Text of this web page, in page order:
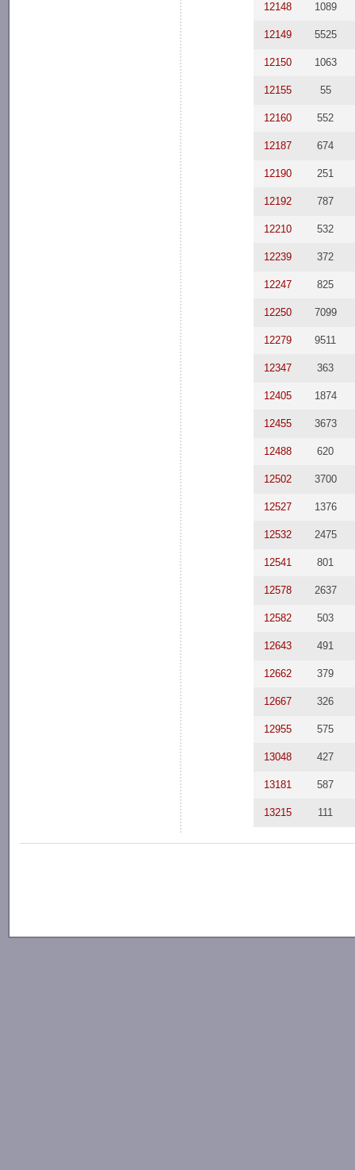
12148 1089
12149 5525
12150 1063
12155 55
12160 552
12187 674
12190 251
12192 787
12210 532
12239 372
12247 825
12250 7099
12279 9511
12347 363
12405 1874
12455 3673
12488 620
12502 3700
12527 1376
12532 2475
12541 801
12578 2637
12582 503
12643 491
12662 379
12667 326
12955 575
13048 427
13181 587
13215 111